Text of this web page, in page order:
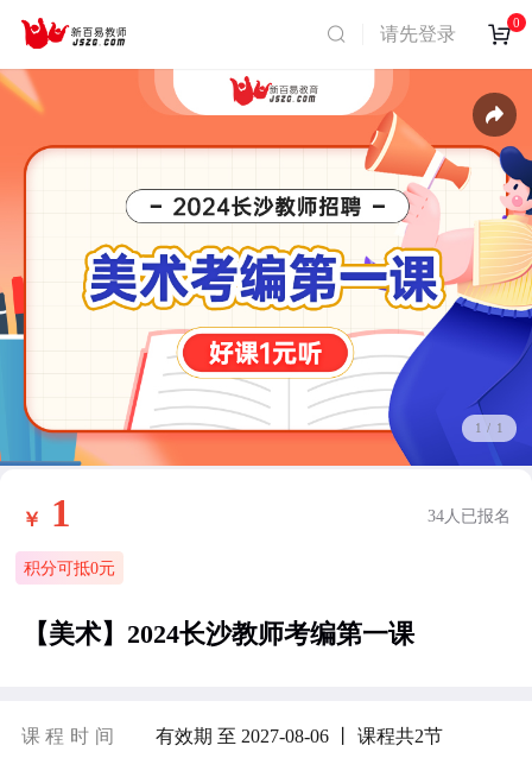
请先登录
0
1 / 1
￥ 1 34人已报名
积分可抵0元
【美术】2024长沙教师考编第一课
课程时间 有效期 至 2027-08-06 丨 课程共2节